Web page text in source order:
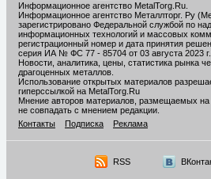
Информационное агентство MetalTorg.Ru
Информационное агентство Металлторг. Ру
зарегистрировано Федеральной службой по
информационных технологий и массовых
регистрационный номер и дата принятия
серия ИА № ФС 77 - 85704 от 03 августа 2023 г.
Новости, аналитика, цены, статистика рынка
драгоценных металлов.
Использование открытых материалов
гиперссылкой на MetalTorg.Ru
Мнение авторов материалов, размещаемых на
не совпадать с мнением редакции.
Контакты
Подписка Реклама
RSS